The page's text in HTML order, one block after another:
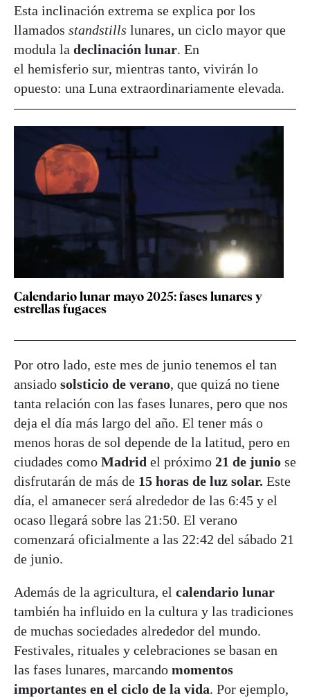
Esta inclinación extrema se explica por los
llamados standstills lunares, un ciclo mayor que
modula la declinación lunar. En
el hemisferio sur, mientras tanto, vivirán lo
opuesto: una Luna extraordinariamente elevada.
Calendario lunar mayo 2025: fases lunares y
estrellas fugaces
Por otro lado, este mes de junio tenemos el tan
ansiado solsticio de verano, que quizá no tiene
tanta relación con las fases lunares, pero que nos
deja el día más largo del año. El tener más o
menos horas de sol depende de la latitud, pero en
ciudades como Madrid el próximo 21 de junio se
disfrutarán de más de 15 horas de luz solar. Este
día, el amanecer será alrededor de las 6:45 y el
ocaso llegará sobre las 21:50. El verano
comenzará oficialmente a las 22:42 del sábado 21
de junio.
Además de la agricultura, el calendario lunar
también ha influido en la cultura y las tradiciones
de muchas sociedades alrededor del mundo.
Festivales, rituales y celebraciones se basan en
las fases lunares, marcando momentos
importantes en el ciclo de la vida. Por ejemplo,